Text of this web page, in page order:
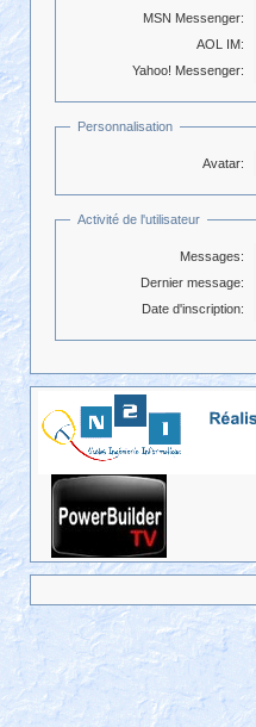
MSN Messenger:
AOL IM:
Yahoo! Messenger:
Personnalisation
Avatar:
Activité de l'utilisateur
Messages:
Dernier message:
Date d'inscription: